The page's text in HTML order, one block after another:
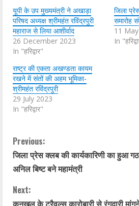
यूपी के उप मुख्यमंत्री ने अखाड़ा
परिषद अध्यक्ष श्रीमहंत रविंद्रपुरी
महाराज से लिया आशीर्वाद
26 December 2023
In "हरिद्वार"
जिला
समारोह
11
In
राष्ट्र की एकता अखण्डता कायम
रखने में संतों की अहम भूमिका-
श्रीमहंत रविंद्रपुरी
29 July 2023
In "हरिद्वार"
C
o
n
Previous:
जिला प्रेस क्लब की कार्यकारिणी का हुआ
अनिल बिष्ट बने महामंत्री
Next:
कनखल के ट्रैवल्स कारोबारी से रंगदारी